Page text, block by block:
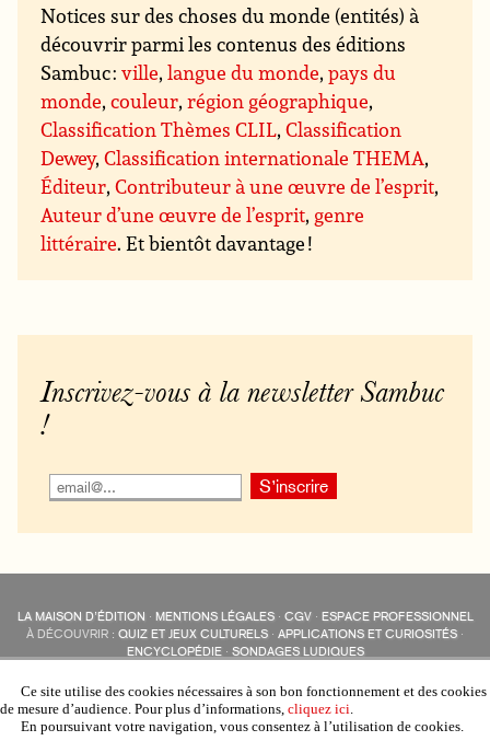
Notices sur des choses du monde (entités) à
découvrir parmi les contenus des éditions
Sambuc :ville,langue du monde,pays du
monde,couleur,région géographique,
Classification Thèmes CLIL,Classification
Dewey,Classification internationale THEMA,
Éditeur,Contributeur à une œuvre de l’esprit,
Auteur d’une œuvre de l’esprit, genre
littéraire. Et bientôt davantage !
Inscrivez-vous à la newsletter Sambuc
!
LA MAISON D’ÉDITION · MENTIONS LÉGALES· CGV· ESPACE PROFESSIONNEL
À DÉCOUVRIR : QUIZ ET JEUX CULTURELS · APPLICATIONS ET CURIOSITÉS ·
ENCYCLOPÉDIE· SONDAGES LUDIQUES
COLLECTIONS :SAMBUC·ÉDISOLUM·REVUE LITTÉRAIREL’EAU-FORTE
AUTRES SITES :COLL. « LES ÉDISOLUM »
Ce site utilise des cookies nécessaires à son bon fonctionnement et des cookies
de mesure d’audience. Pour plus d’informations, cliquez ici.
En poursuivant votre navigation, vous consentez à l’utilisation de cookies.